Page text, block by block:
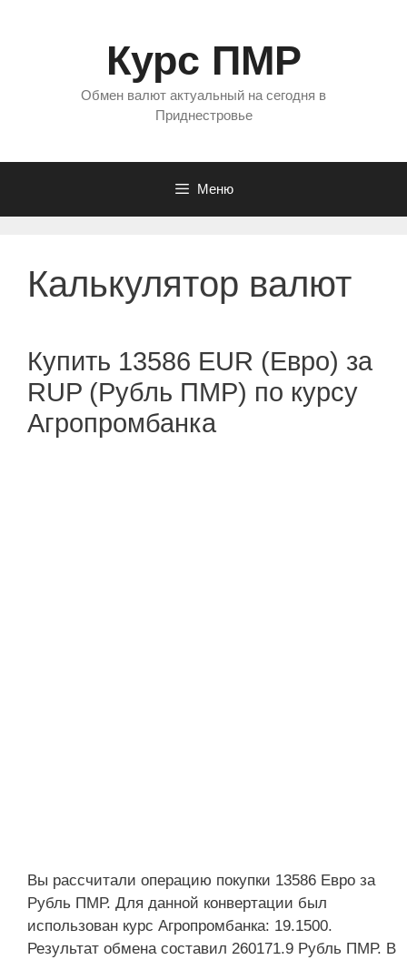
Курс ПМР
Обмен валют актуальный на сегодня в
Приднестровье
Меню
Калькулятор валют
Купить 13586 EUR (Евро) за
RUP (Рубль ПМР) по курсу
Агропромбанка
Вы рассчитали операцию покупки 13586 Евро за
Рубль ПМР. Для данной конвертации был
использован курс Агропромбанка: 19.1500.
Результат обмена составил 260171.9 Рубль ПМР. В